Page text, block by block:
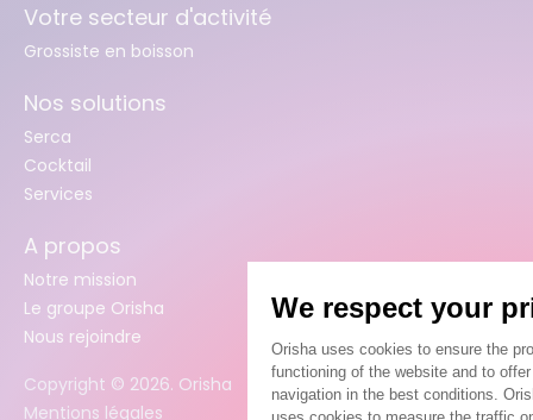
Votre secteur d'activité
Grossiste en boisson
Nos solutions
Serca
Cocktail
Services
A propos
Notre mission
Le groupe Orisha
Nous rejoindre
Copyright © 2026. Orisha
Mentions légales